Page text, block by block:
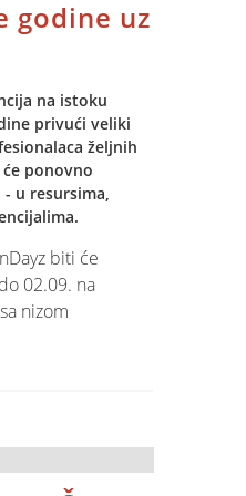
Jupiter
module
je
320 tisuće
preko 43
Državnog
je godine
tisuća hektara uz
tona.
i integrirane
Agronom,
Diba, Silosi
godine uz
na istoku
privući veliki
željnih
ponovno
u resursima,
biti će
02.09. na
nizom
i druženja.